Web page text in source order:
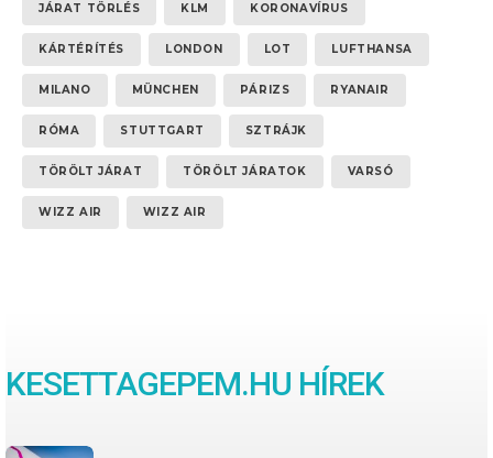
JÁRAT TÖRLÉS KLM KORONAVÍRUS
KÁRTÉRÍTÉS LONDON LOT LUFTHANSA
MILANO MÜNCHEN PÁRIZS RYANAIR
RÓMA STUTTGART SZTRÁJK
TÖRÖLT JÁRAT TÖRÖLT JÁRATOK VARSÓ
WIZZ AIR WIZZ AIR
KESETTAGEPEM.HU HÍREK